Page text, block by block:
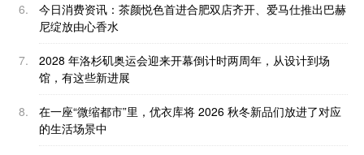
6.
今日消费资讯：茶颜悦色首进合肥双店齐开、爱马仕推出巴赫
尼绽放由心香水
7.
2028 年洛杉矶奥运会迎来开幕倒计时两周年，从设计到场
馆，有这些新进展
8.
在一座“微缩都市”里，优衣库将 2026 秋冬新品们放进了对应
的生活场景中